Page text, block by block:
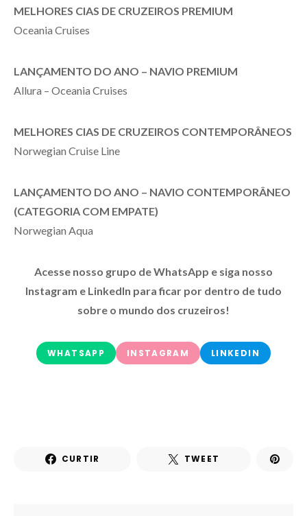
MELHORES CIAS DE CRUZEIROS PREMIUM
Oceania Cruises
LANÇAMENTO DO ANO – NAVIO PREMIUM
Allura – Oceania Cruises
MELHORES CIAS DE CRUZEIROS CONTEMPORÂNEOS
Norwegian Cruise Line
LANÇAMENTO DO ANO – NAVIO CONTEMPORÂNEO
(CATEGORIA COM EMPATE)
Norwegian Aqua
Acesse nosso grupo de WhatsApp e siga nosso
Instagram e LinkedIn para ficar por dentro de tudo
sobre o mundo dos cruzeiros!
WHATSAPP INSTAGRAM LINKEDIN
CURTIR TWEET